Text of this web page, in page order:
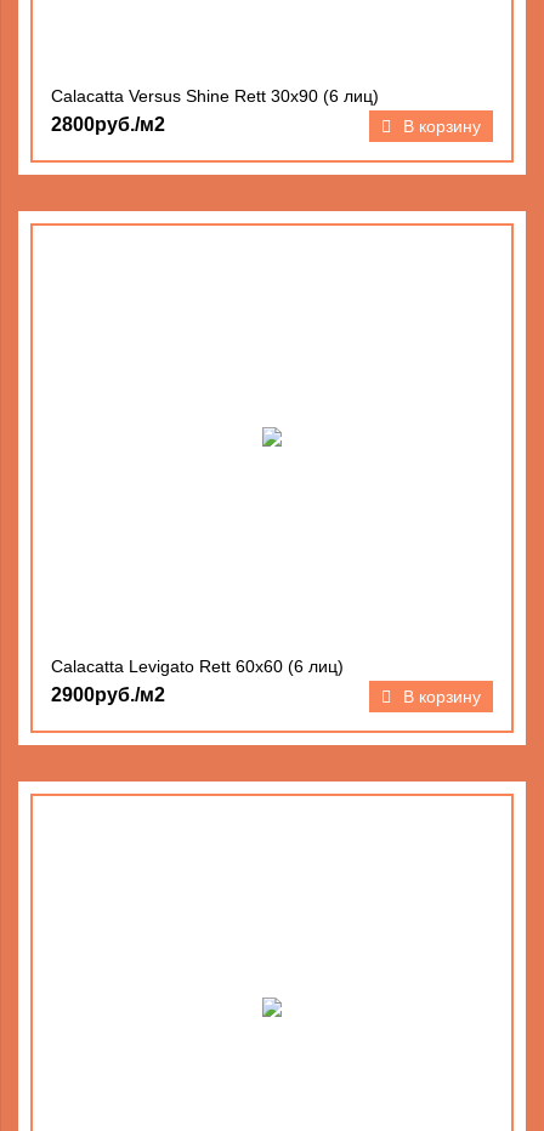
Calacatta Versus Shine Rett 30х90 (6 лиц)
2800руб./м2 В корзину
Calacatta Levigato Rett 60х60 (6 лиц)
2900руб./м2 В корзину